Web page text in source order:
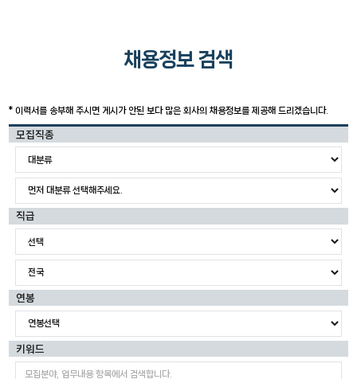
채용정보 검색
* 이력서를 송부해 주시면 게시가 안된 보다 많은 회사의 채용정보를 제공해 드리겠습니다.
모집직종
직급
연봉
키워드